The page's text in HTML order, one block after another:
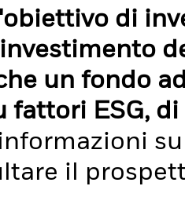
di
un fondo
fattori ESG,
il